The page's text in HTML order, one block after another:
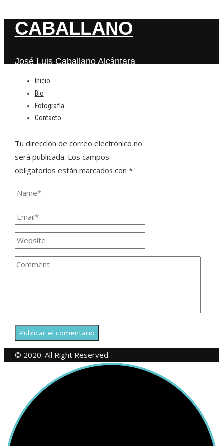
CABALLANO
José Luis Caballano Alcántara
Inicio
Bio
Fotografía
Contacto
Deja una respuesta
Tu dirección de correo electrónico no
será publicada. Los campos
obligatorios están marcados con *
© 2020. All Right Reserved.